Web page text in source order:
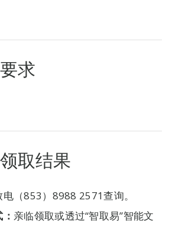
求
取结果
电（853）8988 2571查询。
亲临领取或透过“智取易”智能文